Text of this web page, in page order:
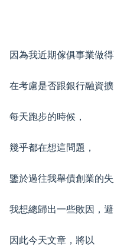
因為我近期傢俱事業做得
在考慮是否跟銀行融資擴
每天跑步的時候，
幾乎都在想這問題，
鑒於過往我舉債創業的失
我想總歸出一些敗因，避
因此今天文章，將以